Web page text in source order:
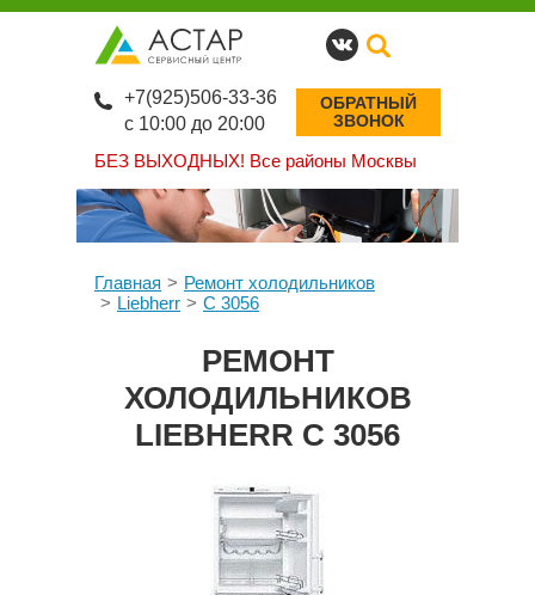
БЕЗ ВЫХОДНЫХ! Все районы Москвы
+7(925)506-33-36
с 10:00 до 20:00
ОБРАТНЫЙ
ЗВОНОК
Главная
Ремонт холодильников
Liebherr
C 3056
РЕМОНТ
ХОЛОДИЛЬНИКОВ
LIEBHERR C 3056